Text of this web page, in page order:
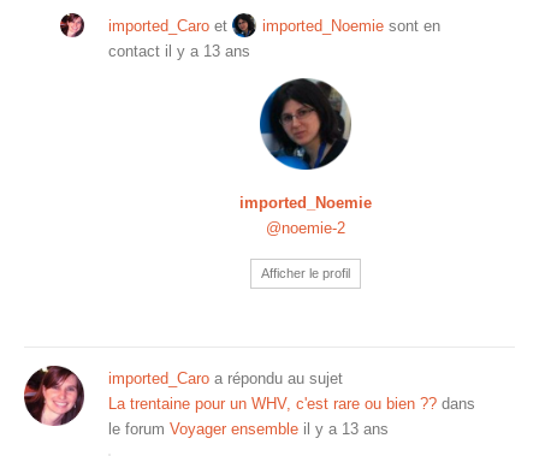
imported_Caro et imported_Noemie sont en
contact il y a 13 ans
imported_Noemie
@noemie-2
Afficher le profil
imported_Caro a répondu au sujet
La trentaine pour un WHV, c'est rare ou bien ?? dans
le forum Voyager ensemble il y a 13 ans